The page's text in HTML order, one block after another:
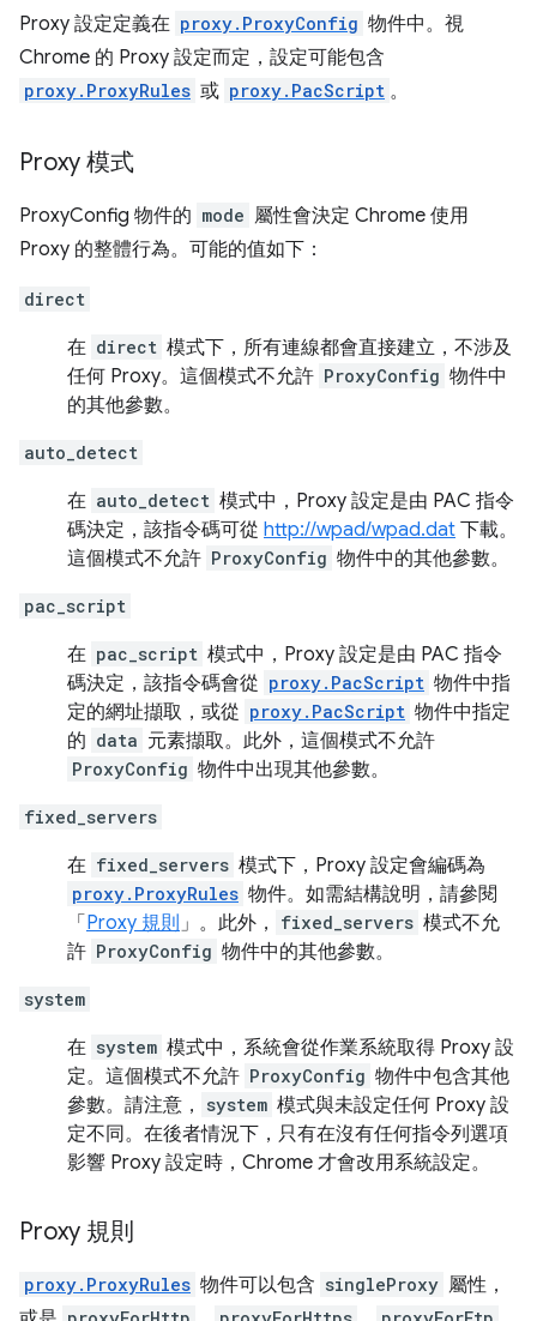
Proxy 設定定義在 proxy.ProxyConfig 物件中。視
Chrome 的 Proxy 設定而定，設定可能包含
proxy.ProxyRules 或 proxy.PacScript 。
Proxy 模式
ProxyConfig 物件的 mode 屬性會決定 Chrome 使用
Proxy 的整體行為。可能的值如下：
direct
在 direct 模式下，所有連線都會直接建立，不涉及
任何 Proxy。這個模式不允許 ProxyConfig 物件中
的其他參數。
auto_detect
在 auto_detect 模式中，Proxy 設定是由 PAC 指令
碼決定，該指令碼可從 http://wpad/wpad.dat 下載。
這個模式不允許 ProxyConfig 物件中的其他參數。
pac_script
在 pac_script 模式中，Proxy 設定是由 PAC 指令
碼決定，該指令碼會從 proxy.PacScript 物件中指
定的網址擷取，或從 proxy.PacScript 物件中指定
的 data 元素擷取。此外，這個模式不允許
ProxyConfig 物件中出現其他參數。
fixed_servers
在 fixed_servers 模式下，Proxy 設定會編碼為
proxy.ProxyRules 物件。如需結構說明，請參閱
「 Proxy 規則 」。此外， fixed_servers 模式不允
許 ProxyConfig 物件中的其他參數。
system
在 system 模式中，系統會從作業系統取得 Proxy 設
定。這個模式不允許 ProxyConfig 物件中包含其他
參數。請注意，
system 模式與未設定任何 Proxy 設
定不同。在後者情況下，只有在沒有任何指令列選項
影響 Proxy 設定時，Chrome 才會改用系統設定。
Proxy 規則
proxy.ProxyRules 物件可以包含 singleProxy 屬性，